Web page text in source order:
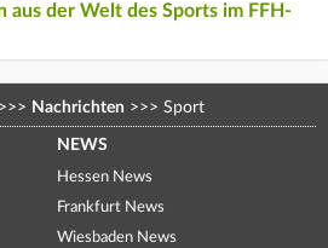
aus der Welt des Sports im FFH-
>>> Nachrichten >>> Sport
NEWS
Hessen News
Frankfurt News
Wiesbaden News